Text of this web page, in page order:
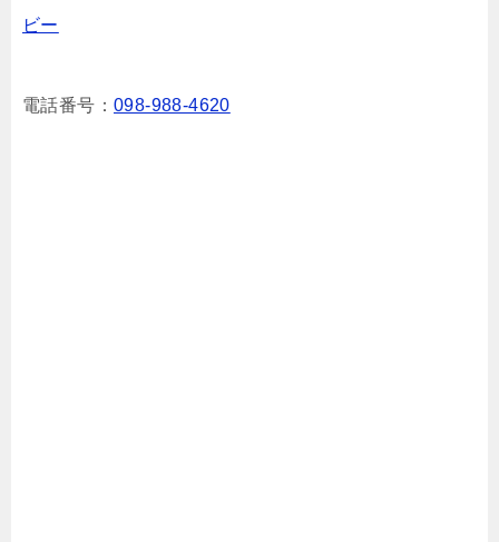
ビー
電話番号： 098-988-4620